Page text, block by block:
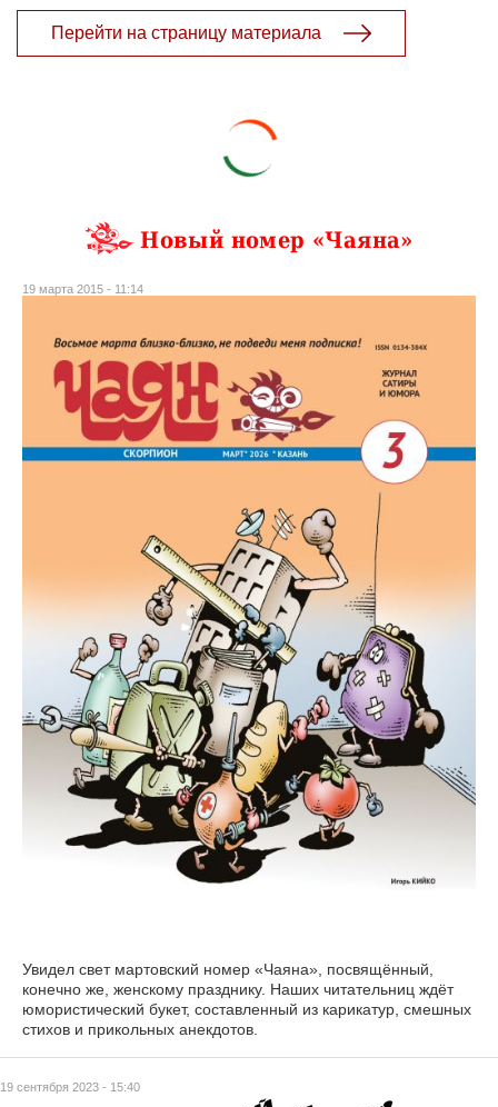
Перейти на страницу материала
19 сентября 2023 - 15:40
Новый номер «Чаяна»
19 марта 2015 - 11:14
Увидел свет мартовский номер «Чаяна», посвящённый,
конечно же, женскому празднику. Наших читательниц ждёт
юмористический букет, составленный из карикатур, смешных
стихов и прикольных анекдотов.